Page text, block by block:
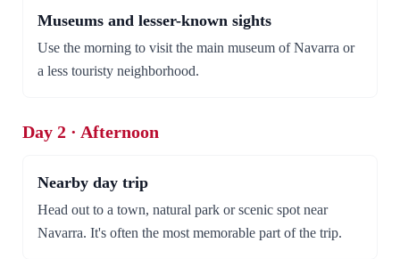
Museums and lesser-known sights
Use the morning to visit the main museum of Navarra or
a less touristy neighborhood.
Day 2 · Afternoon
Nearby day trip
Head out to a town, natural park or scenic spot near
Navarra. It's often the most memorable part of the trip.